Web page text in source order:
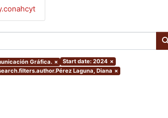
Gráfica. × Start date: 2024 ×
Laguna, Diana ×